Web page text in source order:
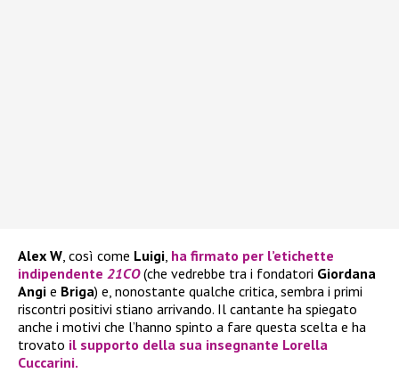
Alex W, così come Luigi, ha firmato per l’etichette
indipendente 21CO (che vedrebbe tra i fondatori Giordana
Angi e Briga) e, nonostante qualche critica, sembra i primi
riscontri positivi stiano arrivando. Il cantante ha spiegato
anche i motivi che l’hanno spinto a fare questa scelta e ha
trovato il supporto della sua insegnante Lorella
Cuccarini.